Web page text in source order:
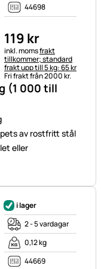
(1 000 till
av rostfritt stål
eller
44698
119 kr
Skatteinformation:
inkl. momsfrakt
tillkommer; standard
frakt upp till 5 kg: 65 kr
Fri frakt från 2000 kr.
i lager
2 - 5 vardagar
0,12 kg
44669